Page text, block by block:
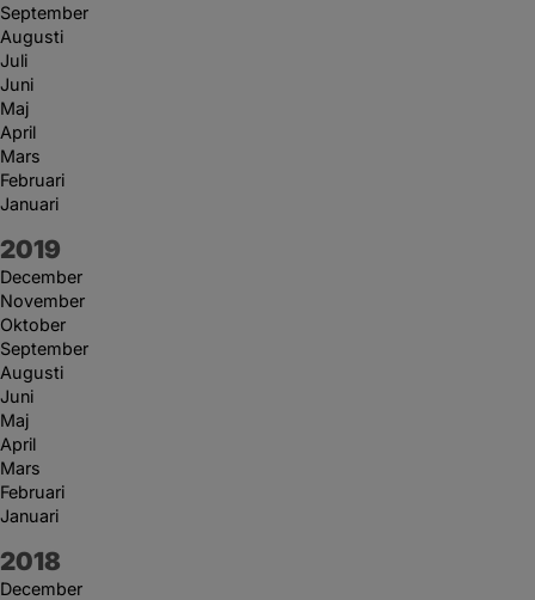
September
Augusti
Juli
Juni
Maj
April
Mars
Februari
Januari
År:
2019
December
November
Oktober
September
Augusti
Juni
Maj
April
Mars
Februari
Januari
År:
2018
December